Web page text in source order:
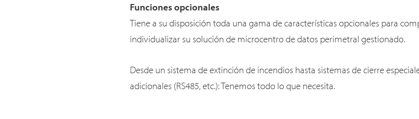
Funciones opcionales
Tiene a su disposición toda una gama de características opcionales para
individualizar su solución de microcentro de datos perimetral gestionado.
Desde un sistema de extinción de incendios hasta sistemas de cierre
adicionales (RS485, etc.): Tenemos todo lo que necesita.